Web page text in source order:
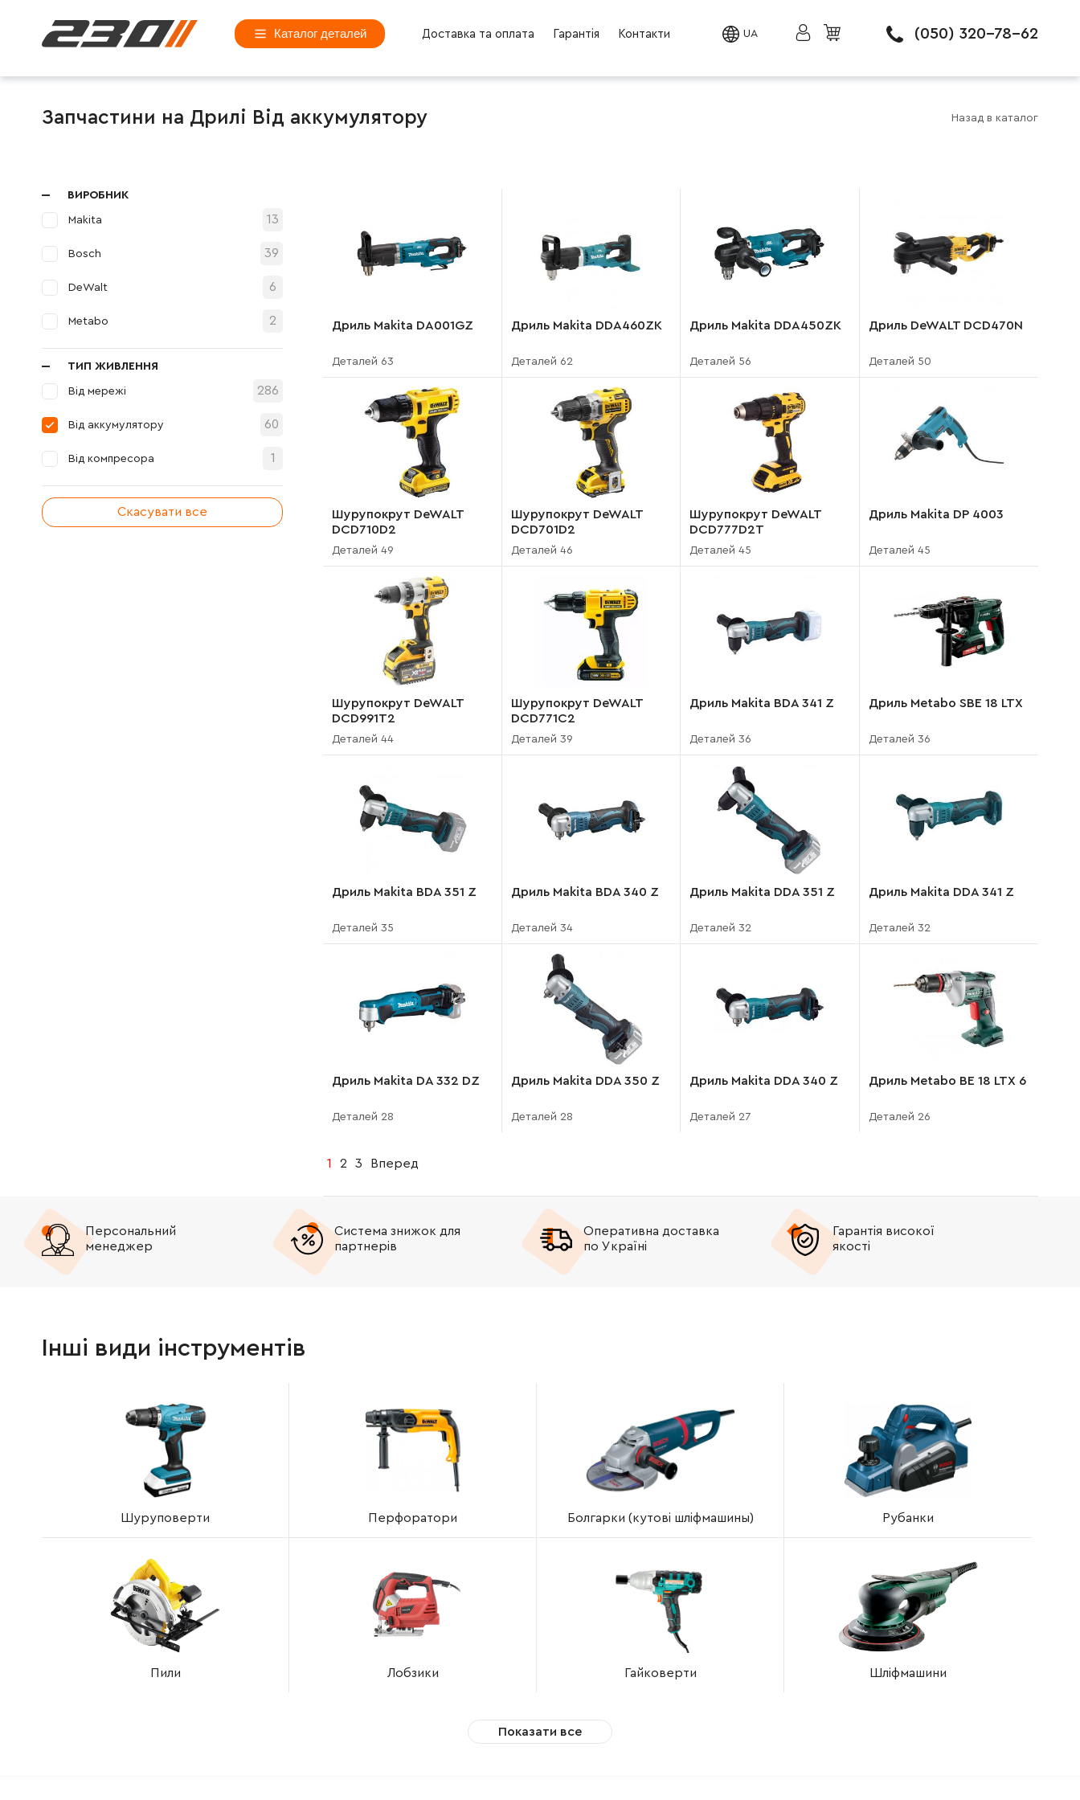
Каталог деталей Доставка та оплата Гарантія Контакти UA (050) 320-78-62
Запчастини на Дрилі Від аккумулятору Назад в каталог
ВИРОБНИК
Makita 13
Bosch 39
DeWalt 6
Metabo 2
ТИП ЖИВЛЕННЯ
Від мережі 286
Від аккумулятору 60
Від компресора 1
Скасувати все
Дриль Makita DA001GZ
Деталей 63
Дриль Makita DDA460ZK
Деталей 62
Дриль Makita DDA450ZK
Деталей 56
Дриль DeWALT DCD470N
Деталей 50
Шурупокрут DeWALT
DCD710D2
Деталей 49
Шурупокрут DeWALT
DCD701D2
Деталей 46
Шурупокрут DeWALT
DCD777D2T
Деталей 45
Дриль Makita DP 4003
Деталей 45
Шурупокрут DeWALT
DCD991T2
Деталей 44
Шурупокрут DeWALT
DCD771C2
Деталей 39
Дриль Makita BDA 341 Z
Деталей 36
Дриль Metabo SBE 18 LTX
Деталей 36
Дриль Makita BDA 351 Z
Деталей 35
Дриль Makita BDA 340 Z
Деталей 34
Дриль Makita DDA 351 Z
Деталей 32
Дриль Makita DDA 341 Z
Деталей 32
Дриль Makita DA 332 DZ
Деталей 28
Дриль Makita DDA 350 Z
Деталей 28
Дриль Makita DDA 340 Z
Деталей 27
Дриль Metabo BE 18 LTX 6
Деталей 26
1 2 3 Вперед
Персональний
менеджер
Система знижок для
партнерів
Оперативна доставка
по Україні
Гарантія високої
якості
Інші види інструментів
Шуруповерти Перфоратори Болгарки (кутові шліфмашины) Рубанки
Пили Лобзики Гайковерти Шліфмашини
Показати все